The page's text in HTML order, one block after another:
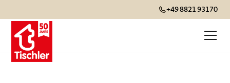
+49 8821 93170